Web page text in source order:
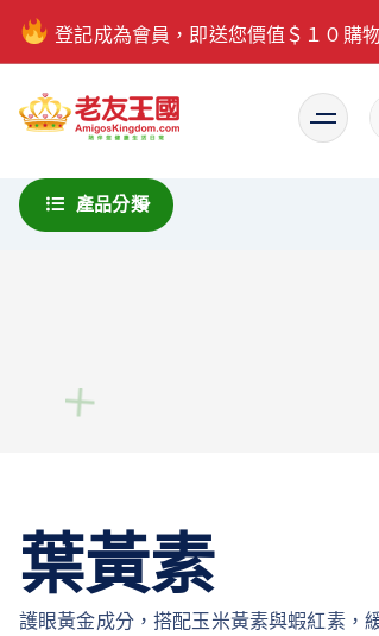
登記成為會員，即送您價值＄１０購
產品分類
葉黃素
護眼黃金成分，搭配玉米黃素與蝦紅素，